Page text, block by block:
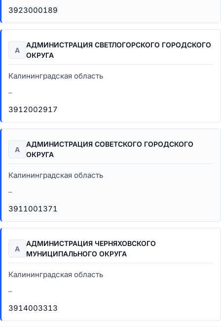
3923000189
А
АДМИНИСТРАЦИЯ СВЕТЛОГОРСКОГО ГОРОДСКОГО
ОКРУГА
Калининградская область
–
3912002917
А
АДМИНИСТРАЦИЯ СОВЕТСКОГО ГОРОДСКОГО
ОКРУГА
Калининградская область
–
3911001371
А
АДМИНИСТРАЦИЯ ЧЕРНЯХОВСКОГО
МУНИЦИПАЛЬНОГО ОКРУГА
Калининградская область
–
3914003313